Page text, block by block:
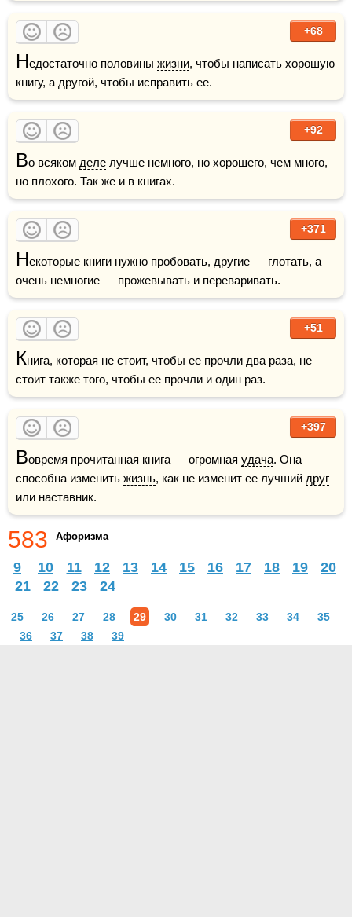
+68
Недостаточно половины жизни, чтобы написать хорошую
книгу, а другой, чтобы исправить ее.
+92
Во всяком деле лучше немного, но хорошего, чем много,
но плохого. Так же и в книгах.
+371
Некоторые книги нужно пробовать, другие — глотать, а
очень немногие — прожевывать и переваривать.
+51
Книга, которая не стоит, чтобы ее прочли два раза, не
стоит также того, чтобы ее прочли и один раз.
+397
Вовремя прочитанная книга — огромная удача. Она
способна изменить жизнь, как не изменит ее лучший друг
или наставник.
583 Афоризма
9 10 11 12 13 14 15 16 17 18 19
20
21
22 23 24
25 26 27 28 29 30 31 32 33 34
35
36
37 38 39